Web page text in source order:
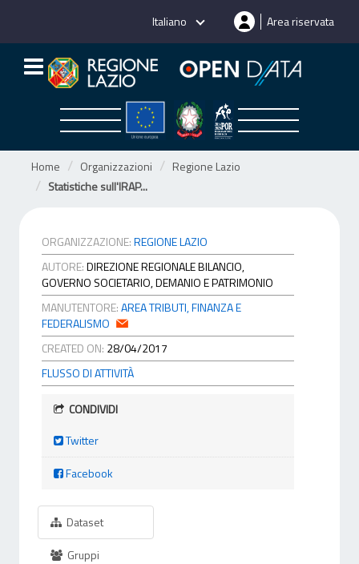
Italiano Area riservata
Home Organizzazioni
Regione Lazio
Statistiche sull'IRAP...
ORGANIZZAZIONE:REGIONE LAZIO
AUTORE:DIREZIONE REGIONALE BILANCIO,
GOVERNO SOCIETARIO, DEMANIO E PATRIMONIO
MANUTENTORE:AREA TRIBUTI, FINANZA E
FEDERALISMO
CREATED ON: 28/04/2017
FLUSSO DI ATTIVITÀ
CONDIVIDI
Twitter
Facebook
Dataset
Gruppi